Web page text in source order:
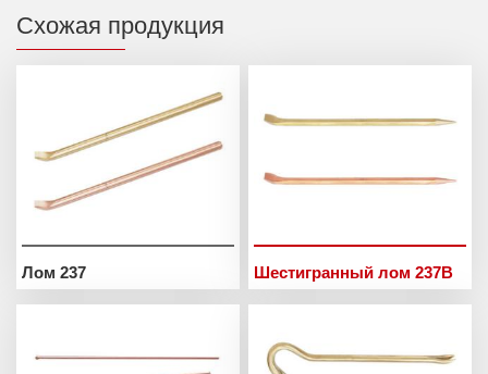
Схожая продукция
Лом 237 Шестигранный лом 237B